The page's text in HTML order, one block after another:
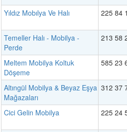
Yıldız Mobılya Ve Halı 225 84
Temeller Halı - Mobilya -
Perde
213 58
Meltem Mobilya Koltuk
Döşeme
585 23
Altıngül Mobilya & Beyaz Eşya
Mağazaları
312 37
Cici Gelin Mobilya 225 24